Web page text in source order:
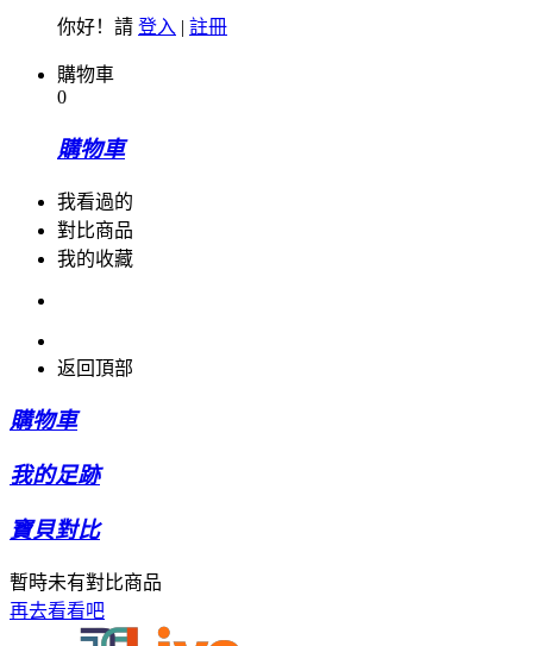
你好！請 登入 | 註冊
購物車
0
購物車
我看過的
對比商品
我的收藏
返回頂部
購物車
我的足跡
寶貝對比
暫時未有對比商品
再去看看吧